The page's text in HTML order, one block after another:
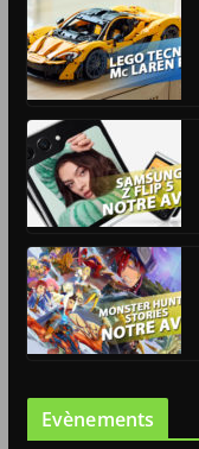
Evènements